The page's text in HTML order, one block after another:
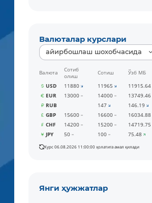
Валюталар курслари
айирбошлаш шохобчасида
Валюта
Сотиб
олиш
Сотиш
Ўзб МБ
USD
11880 11965
11915.64
EUR
13000 14000
13749.46
RUB
147
146.19
GBP
15600 16600
16034.88
CHF
14200 15200
14719.75
JPY
50 100 75.48
Курс 06.08.2026 11:00:00 ҳолатига амал қилади
Янги ҳужжатлар